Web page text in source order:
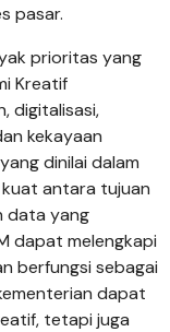
pasar.
prioritas yang
Kreatif
digitalisasi,
kekayaan
dinilai dalam
kuat antara tujuan
data yang
dapat melengkapi
berfungsi sebagai
dapat
tetapi juga